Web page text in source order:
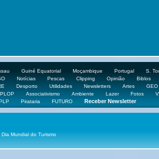
Guiné Equatorial Moçambique Portugal S.
Notícias Pescas Clipping Opinião Biblos
Desporto Utilidades Newsletters Artes GEO
Associativismo Ambiente Lazer Fotos
Pirataria FUTURO Receber Newsletter
Mundial do Turismo